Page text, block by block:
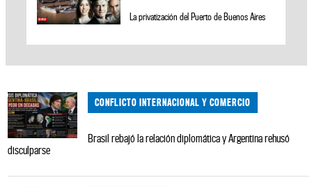
La privatización del Puerto de Buenos Aires
CONFLICTO INTERNACIONAL Y COMERCIO
Brasil rebajó la relación diplomática y Argentina rehusó
disculparse